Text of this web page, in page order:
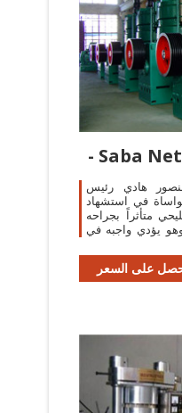
هادي رئيس
في استشهاد
متأثراً بجراحه
يؤدي واجبه في
على السعر